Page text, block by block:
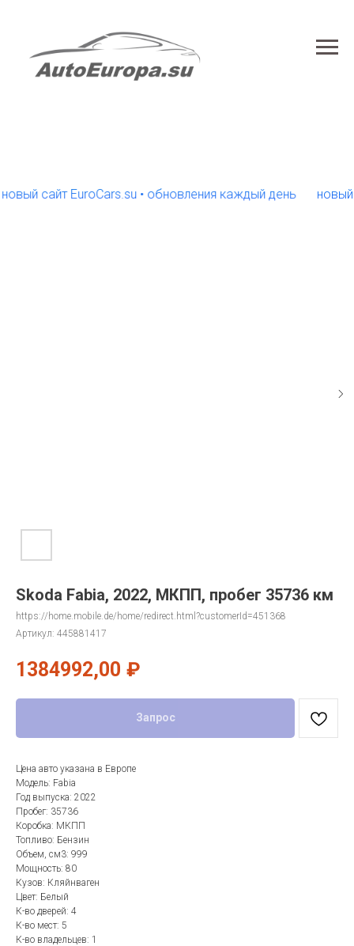
сайт EuroCars.su • обновления каждый день новый
Skoda Fabia, 2022, МКПП, пробег 35736 км
https://home.mobile.de/home/redirect.html?customerId=451368
Артикул: 445881417
1384992,00 ₽
Запрос
Цена авто указана в Европе
Модель: Fabia
Год выпуска: 2022
Пробег: 35736
Коробка: МКПП
Топливо: Бензин
Объем, см3: 999
Мощность: 80
Кузов: Кляйнваген
Цвет: Белый
К-во дверей: 4
К-во мест: 5
К-во владельцев: 1